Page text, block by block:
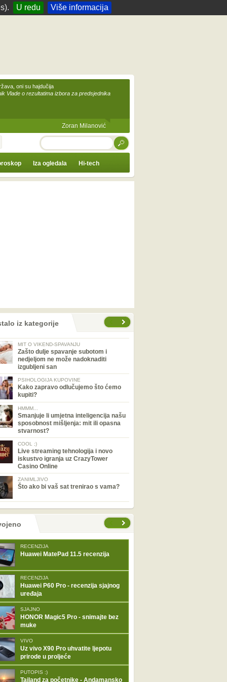
U redu Više informacija
oni su hajdučija
Vlade o rezultatima izbora za predsjednika
Zoran Milanović
TRAŽI
Iza ogledala Hi-tech
iz kategorije
MIT O VIKEND-SPAVANJU
Zašto dulje spavanje subotom i
nedjeljom ne može nadoknaditi
izgubljeni san
PSIHOLOGIJA KUPOVINE
Kako zapravo odlučujemo što ćemo
kupiti?
HMMM...
Smanjuje li umjetna inteligencija našu
sposobnost mišljenja: mit ili opasna
stvarnost?
COOL ;)
Live streaming tehnologija i novo
iskustvo igranja uz CrazyTower
Casino Online
ZANIMLJIVO
Što ako bi vaš sat trenirao s vama?
RECENZIJA
Huawei MatePad 11.5 recenzija
RECENZIJA
Huawei P60 Pro - recenzija sjajnog
uređaja
SJAJNO
HONOR Magic5 Pro - snimajte bez
muke
VIVO
Uz vivo X90 Pro uhvatite ljepotu
prirode u proljeće
PUTOPIS :)
Tajland za početnike - Andamansko